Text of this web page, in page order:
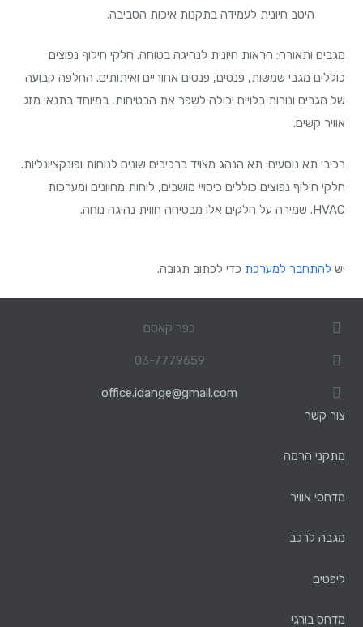
היטב חיונית לעמידה בתקנות איכות הסביבה.
מגבים ותאורה: הראות חיונית לנהיגה בטוחה. חלקי חילוף נפוצים
כוללים מגבי שמשות, פנסים, פנסים אחוריים ואיתותים. החלפה קבועה
של מגבים ונורות בלויים יכולה לשפר את הבטיחות, במיוחד בתנאי מזג
אוויר קשים.
רכיבי תא נוסעים: תא הנהג מצויד ברכיבים שונים לנוחות ופונקציונליות.
חלקי חילוף נפוצים כוללים כיסויי מושבים, לוחות מחוונים ומערכות
HVAC. שמירה על חלקים אלו מבטיחה חווית נהיגה נוחה.
יש להתחבר למערכת כדי לכתוב תגובה.
כפר קאסם
03-7779659
office.idange@gmail.com
צור קשר
מתקני הרמה
מדחסי אוויר
מגבה לרכב
ליפטים
מדחס בורגי